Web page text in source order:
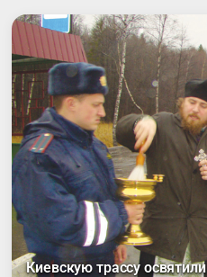
Киевскую трассу освятили